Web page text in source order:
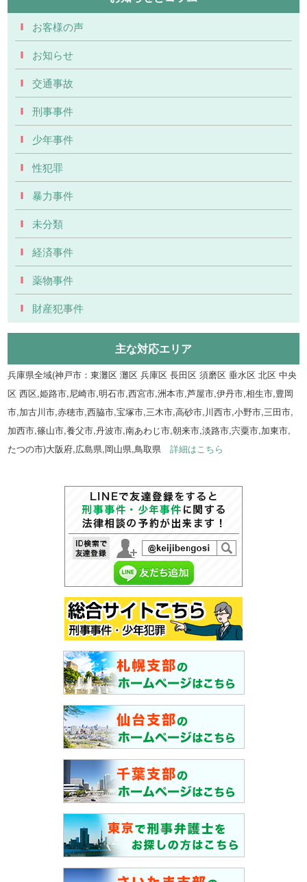
お客様の声
お知らせ
交通事故
刑事事件
少年事件
性犯罪
暴力事件
未分類
経済事件
薬物事件
財産犯事件
主な対応エリア
兵庫県全域(神戸市：東灘区 灘区 兵庫区 長田区 須磨区 垂水区 北区 中央
区 西区,姫路市,尼崎市,明石市,西宮市,洲本市,芦屋市,伊丹市,相生市,豊岡
市,加古川市,赤穂市,西脇市,宝塚市,三木市,高砂市,川西市,小野市,三田市,
加西市,篠山市,養父市,丹波市,南あわじ市,朝来市,淡路市,宍粟市,加東市,
たつの市)大阪府,広島県,岡山県,鳥取県詳細はこちら